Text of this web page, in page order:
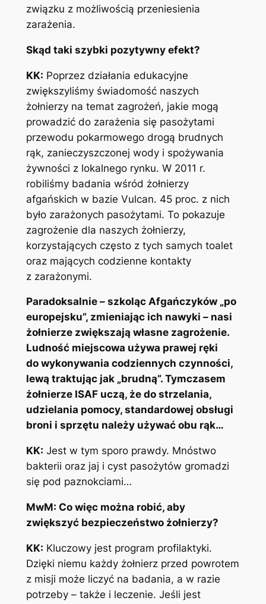
związku z możliwością przeniesienia
zarażenia.
Skąd taki szybki pozytywny efekt?
KK: Poprzez działania edukacyjne
zwiększyliśmy świadomość naszych
żołnierzy na temat zagrożeń, jakie mogą
prowadzić do zarażenia się pasożytami
przewodu pokarmowego drogą brudnych
rąk, zanieczyszczonej wody i spożywania
żywności z lokalnego rynku. W 2011 r.
robiliśmy badania wśród żołnierzy
afgańskich w bazie Vulcan. 45 proc. z nich
było zarażonych pasożytami. To pokazuje
zagrożenie dla naszych żołnierzy,
korzystających często z tych samych toalet
oraz mających codzienne kontakty
z zarażonymi.
Paradoksalnie – szkoląc Afgańczyków „po
europejsku”, zmieniając ich nawyki – nasi
żołnierze zwiększają własne zagrożenie.
Ludność miejscowa używa prawej ręki
do wykonywania codziennych czynności,
lewą traktując jak „brudną”. Tymczasem
żołnierze ISAF uczą, że do strzelania,
udzielania pomocy, standardowej obsługi
broni i sprzętu należy używać obu rąk…
KK: Jest w tym sporo prawdy. Mnóstwo
bakterii oraz jaj i cyst pasożytów gromadzi
się pod paznokciami…
MwM: Co więc można robić, aby
zwiększyć bezpieczeństwo żołnierzy?
KK: Kluczowy jest program profilaktyki.
Dzięki niemu każdy żołnierz przed powrotem
z misji może liczyć na badania, a w razie
potrzeby – także i leczenie. Jeśli jest